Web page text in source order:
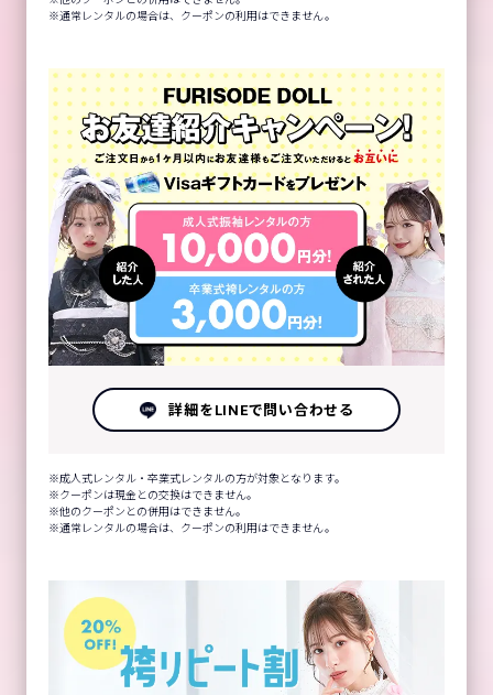
通常レンタルの場合は、クーポンの利用はできません。
詳細をLINEで問い合わせる
成人式レンタル・卒業式レンタルの方が対象となります。
クーポンは現金との交換はできません。
他のクーポンとの併用はできません。
通常レンタルの場合は、クーポンの利用はできません。